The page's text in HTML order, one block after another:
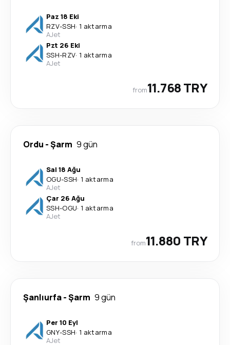
Paz 18 Eki
RZV-SSH· 1 aktarma
AJet
Pzt 26 Eki
SSH-RZV· 1 aktarma
AJet
from11.768 TRY
Ordu -Şarm 9 gün
Sal 18 Ağu
OGU-SSH· 1 aktarma
AJet
Çar 26 Ağu
SSH-OGU· 1 aktarma
AJet
from11.880 TRY
Şanlıurfa-Şarm 9 gün
Per 10 Eyl
GNY-SSH· 1 aktarma
AJet